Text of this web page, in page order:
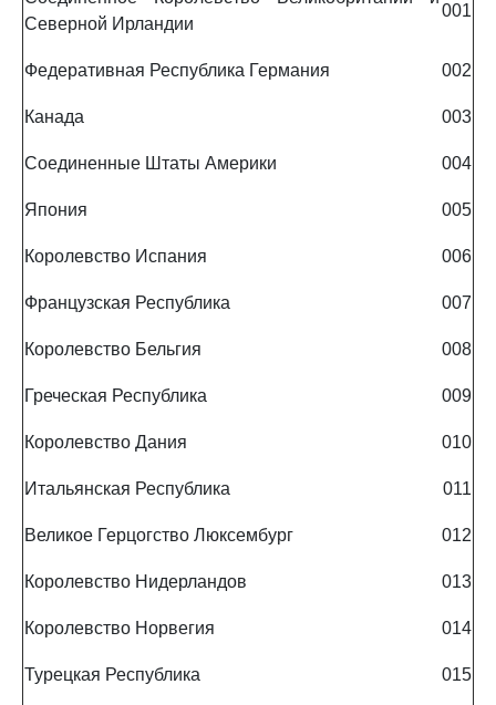
Северной Ирландии
001
Федеративная Республика Германия 002
Канада 003
Соединенные Штаты Америки 004
Япония 005
Королевство Испания 006
Французская Республика 007
Королевство Бельгия 008
Греческая Республика 009
Королевство Дания 010
Итальянская Республика 011
Великое Герцогство Люксембург 012
Королевство Нидерландов 013
Королевство Норвегия 014
Турецкая Республика 015